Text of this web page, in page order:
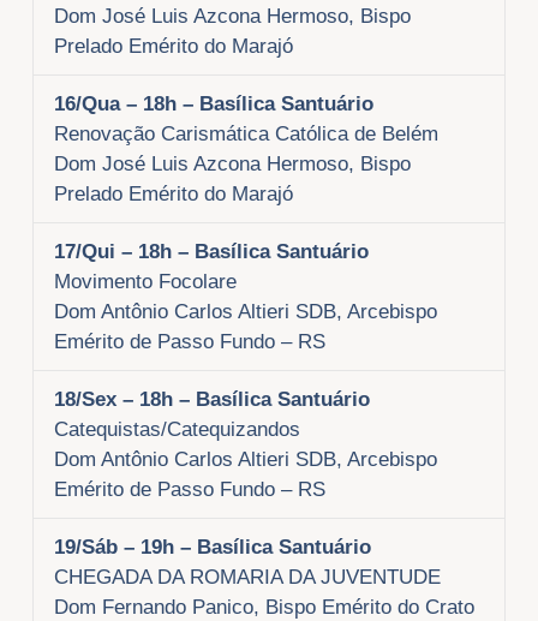
Dom José Luis Azcona Hermoso, Bispo
Prelado Emérito do Marajó
16/Qua – 18h – Basílica Santuário
Renovação Carismática Católica de Belém
Dom José Luis Azcona Hermoso, Bispo
Prelado Emérito do Marajó
17/Qui – 18h – Basílica Santuário
Movimento Focolare
Dom Antônio Carlos Altieri SDB, Arcebispo
Emérito de Passo Fundo – RS
18/Sex – 18h – Basílica Santuário
Catequistas/Catequizandos
Dom Antônio Carlos Altieri SDB, Arcebispo
Emérito de Passo Fundo – RS
19/Sáb – 19h – Basílica Santuário
CHEGADA DA ROMARIA DA JUVENTUDE
Dom Fernando Panico, Bispo Emérito do Crato